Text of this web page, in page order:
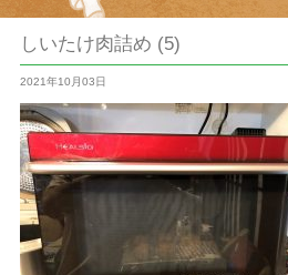
しいたけ肉詰め (5)
2021年10月03日